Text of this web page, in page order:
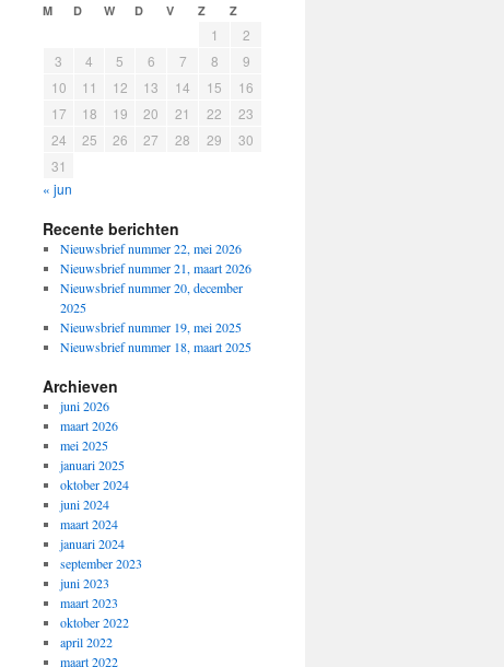
M D W D V Z Z
1
2
3
4 5 6 7 8
9
10
11 12 13 14 15
16
17
18 19 20 21 22
23
24
25 26 27 28 29
30
31
« jun
Recente berichten
Nieuwsbrief nummer 22, mei 2026
Nieuwsbrief nummer 21, maart 2026
Nieuwsbrief nummer 20, december
2025
Nieuwsbrief nummer 19, mei 2025
Nieuwsbrief nummer 18, maart 2025
Archieven
juni 2026
maart 2026
mei 2025
januari 2025
oktober 2024
juni 2024
maart 2024
januari 2024
september 2023
juni 2023
maart 2023
oktober 2022
april 2022
maart 2022